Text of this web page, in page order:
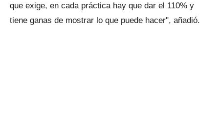
que exige, en cada práctica hay que dar el 110% y
tiene ganas de mostrar lo que puede hacer", añadió.